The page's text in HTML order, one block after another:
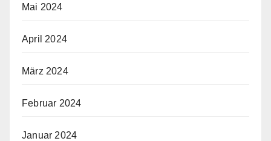
Mai 2024
April 2024
März 2024
Februar 2024
Januar 2024